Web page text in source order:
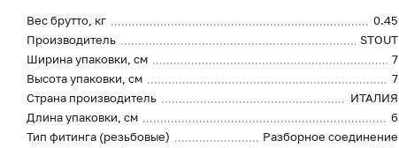
Вес брутто, кг
0.45
Производитель
STOUT
Ширина упаковки, см
7
Высота упаковки, см
7
Страна производитель
ИТАЛИЯ
Длина упаковки, см
6
Тип фитинга (резьбовые)
Разборное соединение